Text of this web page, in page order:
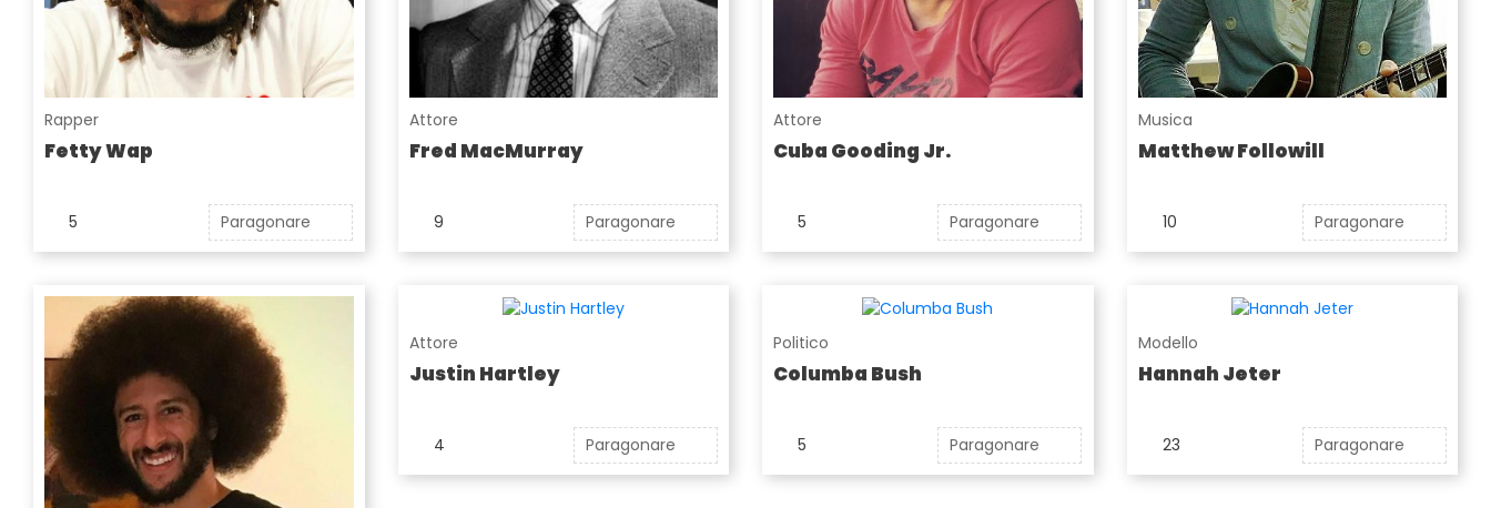
Rapper
Fetty Wap
5 Paragonare
Attore
Fred MacMurray
9 Paragonare
Attore
Cuba Gooding Jr.
5 Paragonare
Musica
Matthew Followill
10 Paragonare
Attore
Justin Hartley
4 Paragonare
Politico
Columba Bush
5 Paragonare
Modello
Hannah Jeter
23 Paragonare